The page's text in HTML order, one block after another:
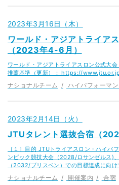
2023年3月16日（木）
ワールド・アジアトライア
（2023年4-6月）
ワールド・アジアトライアスロン公式大
推薦基準（更新）： https://
ナショナルチーム ハイパフォーマ
2023年2月14日（火）
JTUタレント選抜合宿（
［１］目的 JTUトライアスロン・ハイパ
ンピック競技大会（2028/ロサンゼルス)
（2032/ブリスベン）での目標達成に向
ナショナルチーム 開催案内 合宿